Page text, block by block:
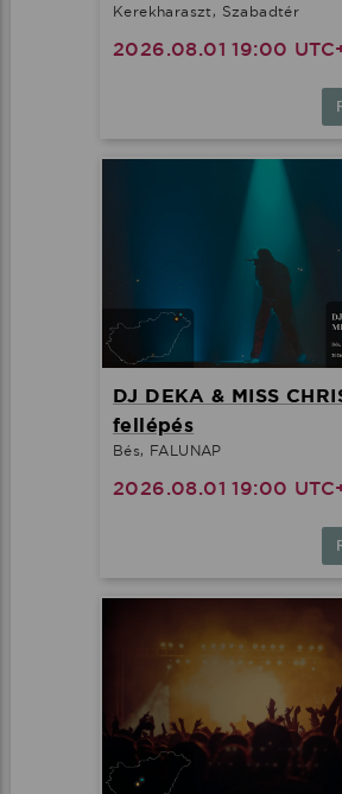
Kerekharaszt, Szabadtér
2026.08.01 19:00
DJ DEKA & MISS
fellépés
Bés, FALUNAP
2026.08.01 19:00